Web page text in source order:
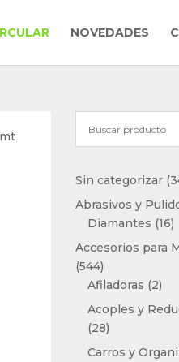
NOVEDADES
Sin categorizar
Abrasivos y
Diamantes 1616
Accesorios para
544544
productos
Afiladoras 22
Acoples y
2828
productos
Carros y